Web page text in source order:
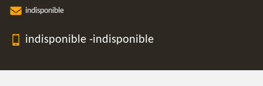
indisponible
indisponible -indisponible